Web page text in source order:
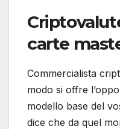
carte
Commercialista
modo si offre
modello base del
dice che da quel